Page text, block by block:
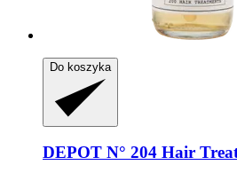
Do koszyka
DEPOT N° 204 Hair